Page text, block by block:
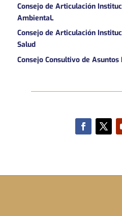
Consejo de Articulación
AmbientaL
Consejo de Articulación
Salud
Consejo Consultivo de Asuntos